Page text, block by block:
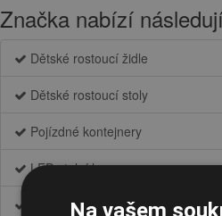
Značka nabízí
Dětské rostoucí židle
Dětské rostoucí stoly
Pojízdné kontejnery
LED stolní lampy
Příslušenství k dětským stolům
Na vašem